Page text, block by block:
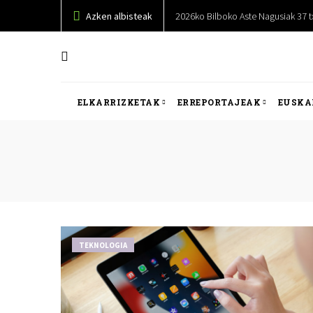
Azken albisteak 2026ko Bilboko Aste Nagusiak
ELKARRIZKETAK ERREPORTAJEAK
TEKNOLOGIA